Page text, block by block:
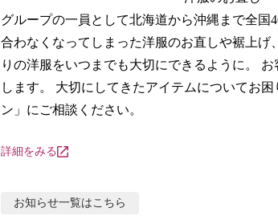
グループの一員として北海道から沖縄まで全国
合わなくなってしまった洋服のお直しや裾上げ
りの洋服をいつまでも大切にできるように。
します。 大切にしてきたアイテムについてお
ン」にご相談ください。
詳細をみる
お知らせ一覧はこちら